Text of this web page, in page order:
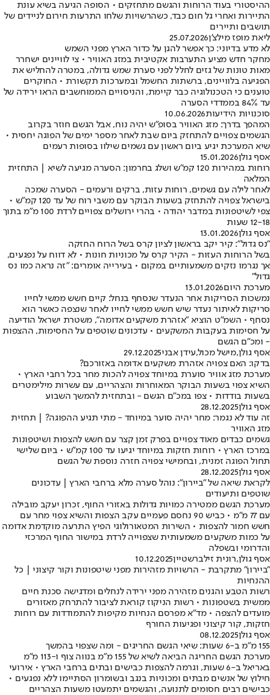
ההיסטורי בעוד הרוחות והגשם מתחזקים • הסופה הגיעה בשיא עונת
התיירות ואחרי גל חום כבד, כשהרשויות שלחו התרעות חירום לניידים של
תושבים ותיירים
ליאת מופז מילצ'ן25.07.2026
לא מדע בדיוני: כך אפשר להגן על כדור הארץ מפני השמש
מחקר חדש מציע התערבות אקטיבית במזג האוויר • צי לוויינים ישחרר
מאות טונות של גזים לחלל לפני סערת שמש גדולה, במטרה להחליש את
הפגיעה בלוויינים, ברשתות החשמל ובמערכות תקשורת • החוקרים
טוענים כי הטכנולוגיה כבר קיימת, והניסויים הממוחשבים הראו ירידה של
עד 84% בממדדי הסערה
סוכנויות הידיעות10.06.2026
המהפך בדרך: מזג האוויר בסופ"ש יהיה נוח, אבל הגשם חוזר בקרוב
הגשמים צפויים להתחזק ביום שבת לאחר מספר ימים של הפוגה יחסית •
שיא המערכת יגיע ביום ראשון עם גשמים שילוו בסופות רעמים
אסף גולן15.01.2026
רוחות במהירות 120 קמ"ש ושלג בחרמון: הסערה מגיעה לשיא | התחזית
המלאה
לאחר לילה עם גשמים, רוחות עזות, ברקים ורעמים - הסערה שמכה
בישראל צפויה להתחזק בשעות הבוקר עם משבי רוח של עד 120 קמ"ש •
צפי לשיטפונות במדבר יהודה • בהרי ירושלים צפויים לרדת 100 מ"מ בתוך
12-18 שעות
אסף גולן13.01.2026
"נס גדול": קיר יקב בראשון לציון קרס בשל הרוח החזקה
בשל הרוחות העזות - הקיר קרס על מכוניות חונות • לא דווח על נפגעים,
אך נגרמו נזקים משמעותיים במקום • בעירייה אומרים: "זה נראה כמו נס
גדול"
מערכת היום13.01.2026
נמשכות הסריקות אחר הנעדר שנסחף בנחל: קיים חשש ממשי לחייו
סריקות לאיתור נעדר שיש חשש ממשי לחייו לאחר שנצפה כאשר הוא
נסחף • השמ"ט הוציא "אזהרת משקעים אדומה", משטרת ישראל הודיעה
על חסימות בעקבות המשקעים • עדכונים שוטפים על החסימות, ההצפות
- ומכ"ם הגשם
אסף גולן,מישל מכול,עידן אבני29.12.2025
בדקו: האם צפויה אזהרת משקעים אדומה באזורכם?
מערכת מזג אוויר סוערת במיוחד צפויה להכות מחר בכל רחבי הארץ •
השיא צפוי בשעות הבוקר המאוחרות והצהריים, עם עשרות מילימטרים
בשעות בודדות • צפו במכ"ם הגשם - ובתחזית להמשך השבוע
אסף גולן28.12.2025
זה עוד לא נגמר: מחר יהיה סוער במיוחד - מתי תגיע ההפוגה? | תחזית
מזג האוויר
גשמים כבדים מאוד צפויים בפרק זמן קצר עם חשש להצפות ושיטפונות
במרכז הארץ • רוחות חזקות במיוחד יגיעו עד 100 קמ"ש • ביום שלישי
תחול הפוגה זמנית, ובחמישי צפויה חזרה נוספת של הגשם
אסף גולן28.12.2025
לקראת שיאה של "ביירון": נוהל סערה מלא ברחבי הארץ | עדכונים
שוטפים ותיעודים
מערכת הגשם ממטירה כמויות גדולות באזורי החוף, זכרון יעקב מובילה
עם 77 מ"מ • כביש 90 נחסם פעמיים עקב הצפות והשיא צפוי מחר עם
חשש חמור להצפות • השירות המטאורולוגי הפיץ התרעה מוקדמת אדומה
על כמות משקעים משמעותית שצפוייה לרדת במישור החוף המרכזי
והדרומי ובשפלה
אסף גולן,רונית זילברשטיין10.12.2025
"ביירון" מתקרבת - הרשויות מזהירות מפני שיטפונות וקור קיצוני | כל
ההנחיות
רשות הטבע והגנים מזהירה מפני ירידה לנחלים ומדגישה סכנת חיים
ממשית בשטפונות • רשות הניקוז קוראת לציבור להתרחק מאזורים
מועדים להצפה • מד"א מפרסם הנחיות מקיפות להתמודדות עם רוחות
חזקות, קור קיצוני ופגיעות החורף
אסף גולן08.12.2025
155 מ"מ ב-6 שעות: שיאי הגשם החריגים - ומה שצפוי בהמשך
מערכת הגשם החריגה הביאה לשיא של 155 מ"מ בנווה צוף ו-113 מ"מ
באריאל ב-6 שעות, וגרמה להצפות כבישים ובתים ברחבי הארץ • אירועי
חילוץ של אנשים מבתים ומכוניות בנגב ובשומרון הסתיימו ללא נפגעים •
כבישים רבים חסומים לתנועה, והגשמים יתמעטו משעות הצהריים